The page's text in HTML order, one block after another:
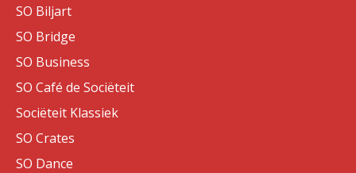
SO Biljart
SO Bridge
SO Business
SO Café de Sociëteit
Sociëteit Klassiek
SO Crates
SO Dance